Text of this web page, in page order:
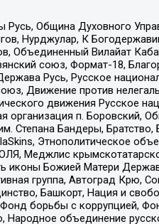
Община Духовного
Нурджулар, К
Объединенный Вилайат
союз, Формат-18,
Русь, Русское
Движение против
движения Русское
п. Боровский,
Степана Бандеры, Братство,
Этнополитическое
Меджлис
иконы Божией Матери
группа, Автоград Крю,
Башкорт, Нация и
борьбы с коррупцией,
Народное объединение